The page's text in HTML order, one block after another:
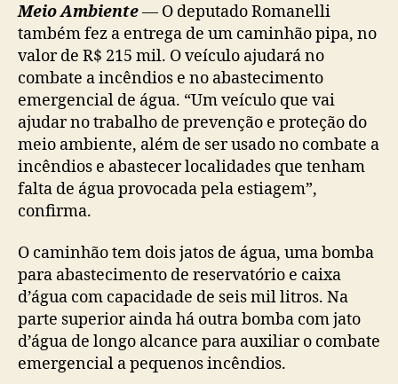
Meio Ambiente— O deputado Romanelli
também fez a entrega de um caminhão pipa, no
valor de R$ 215 mil. O veículo ajudará no
combate a incêndios e no abastecimento
emergencial de água. “Um veículo que vai
ajudar no trabalho de prevenção e proteção do
meio ambiente, além de ser usado no combate a
incêndios e abastecer localidades que tenham
falta de água provocada pela estiagem”,
confirma.
O caminhão tem dois jatos de água, uma bomba
para abastecimento de reservatório e caixa
d’água com capacidade de seis mil litros. Na
parte superior ainda há outra bomba com jato
d’água de longo alcance para auxiliar o combate
emergencial a pequenos incêndios.